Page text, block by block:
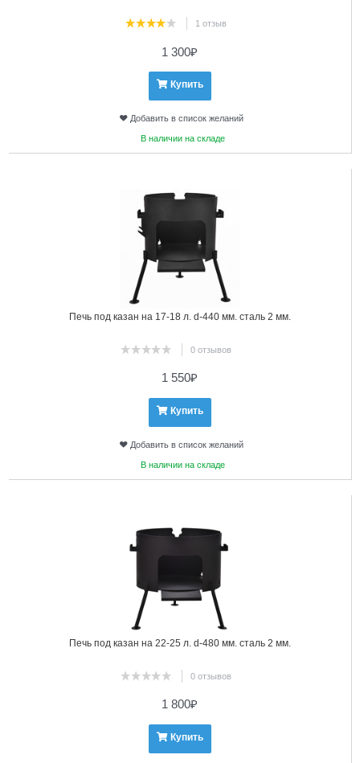
1 отзыв
1 300₽
Купить
Добавить в список желаний
В наличии на складе
Печь под казан на 17-18 л. d-440 мм. сталь 2 мм.
0 отзывов
1 550₽
Купить
Добавить в список желаний
В наличии на складе
Печь под казан на 22-25 л. d-480 мм. сталь 2 мм.
0 отзывов
1 800₽
Купить